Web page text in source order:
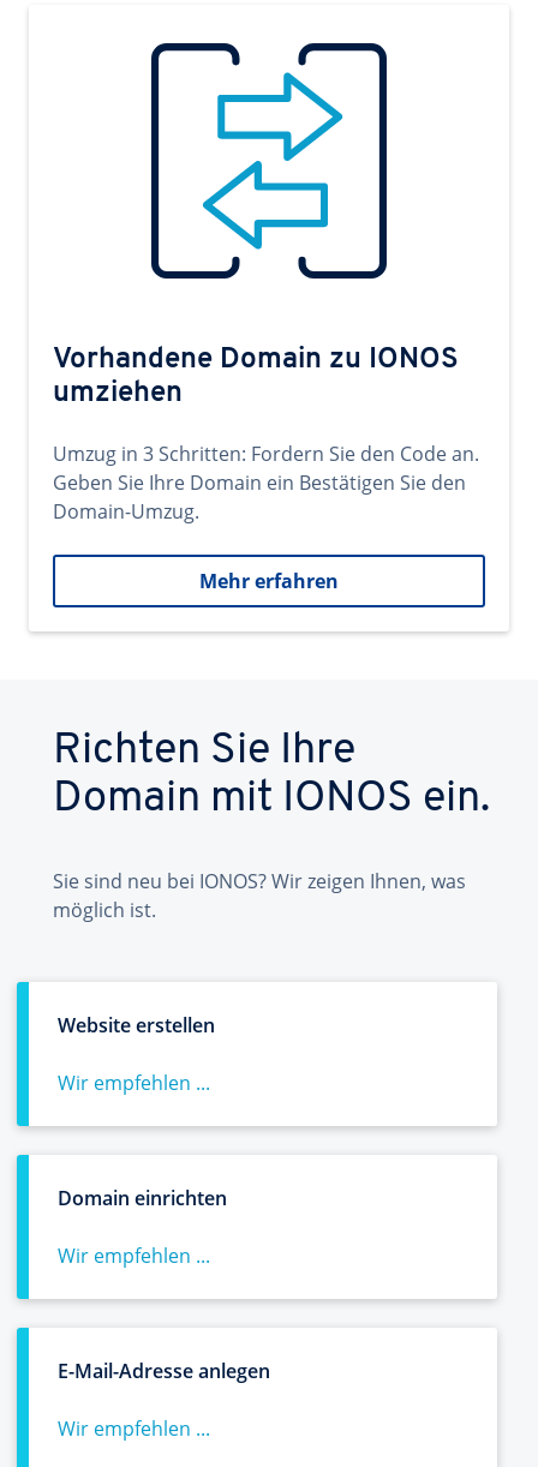
Vorhandene Domain zu IONOS
umziehen
Umzug in 3 Schritten: Fordern Sie den Code an.
Geben Sie Ihre Domain ein Bestätigen Sie den
Domain-Umzug.
Mehr erfahren
Richten Sie Ihre
Domain mit IONOS ein.
Sie sind neu bei IONOS? Wir zeigen Ihnen, was
möglich ist.
Website erstellen
Wir empfehlen ...
Domain einrichten
Wir empfehlen ...
E-Mail-Adresse anlegen
Wir empfehlen ...